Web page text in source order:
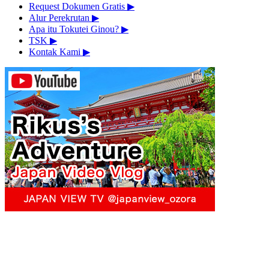
Request Dokumen Gratis ▶︎
Alur Perekrutan ▶︎
Apa itu Tokutei Ginou? ▶︎
TSK ▶︎
Kontak Kami ▶︎